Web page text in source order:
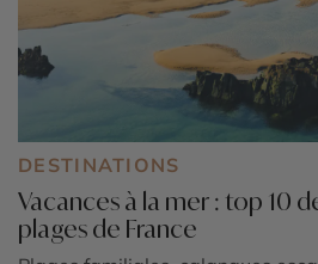
DESTINATIONS
Vacances à la mer : top 10
plages de France